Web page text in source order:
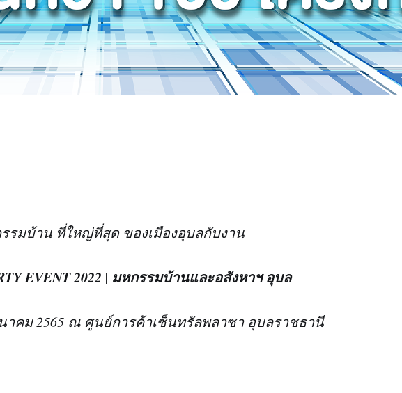
รมบ้าน ที่ใหญ่ที่สุด ของเมืองอุบลกับงาน
EVENT 2022 | มหกรรมบ้านและอสังหาฯ อุบล
าคม 2565 ณ ศูนย์การค้าเซ็นทรัลพลาซา อุบลราชธานี